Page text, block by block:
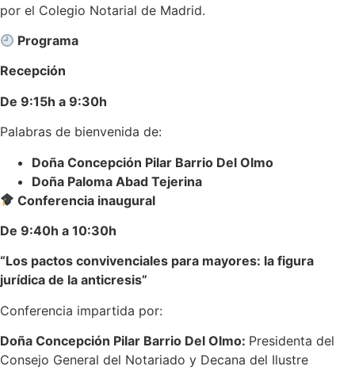
por el Colegio Notarial de Madrid.
Programa
Recepción
De 9:15h a 9:30h
Palabras de bienvenida de:
Doña Concepción Pilar Barrio Del Olmo
Doña Paloma Abad Tejerina
Conferencia inaugural
De 9:40h a 10:30h
“Los pactos convivenciales para mayores: la figura
jurídica de la anticresis”
Conferencia impartida por:
Doña Concepción Pilar Barrio Del Olmo: Presidenta del
Consejo General del Notariado y Decana del Ilustre